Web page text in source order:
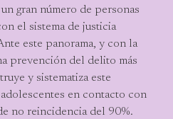
gran número de personas
el sistema de justicia
este panorama, y con la
prevención del delito más
y sistematiza este
en contacto con
no reincidencia del 90%.